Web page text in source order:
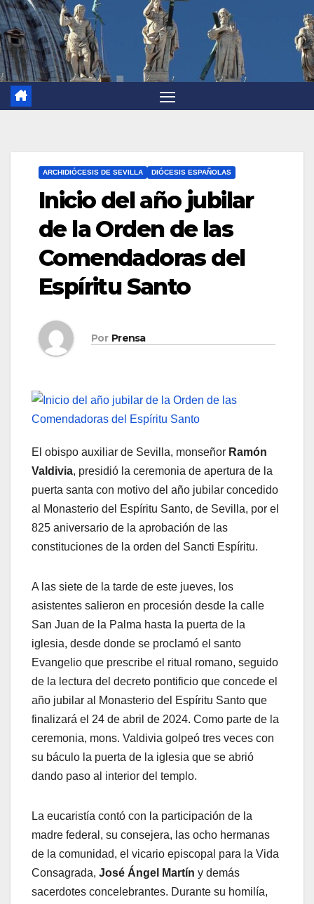
ARCHIDIÓCESIS DE SEVILLA DIÓCESIS ESPAÑOLAS
Inicio del año jubilar
de la Orden de las
Comendadoras del
Espíritu Santo
Por Prensa
El obispo auxiliar de Sevilla, monseñor Ramón
Valdivia, presidió la ceremonia de apertura de la
puerta santa con motivo del año jubilar concedido
al Monasterio del Espíritu Santo, de Sevilla, por el
825 aniversario de la aprobación de las
constituciones de la orden del Sancti Espíritu.
A las siete de la tarde de este jueves, los
asistentes salieron en procesión desde la calle
San Juan de la Palma hasta la puerta de la
iglesia, desde donde se proclamó el santo
Evangelio que prescribe el ritual romano, seguido
de la lectura del decreto pontificio que concede el
año jubilar al Monasterio del Espíritu Santo que
finalizará el 24 de abril de 2024. Como parte de la
ceremonia, mons. Valdivia golpeó tres veces con
su báculo la puerta de la iglesia que se abrió
dando paso al interior del templo.
La eucaristía contó con la participación de la
madre federal, su consejera, las ocho hermanas
de la comunidad, el vicario episcopal para la Vida
Consagrada, José Ángel Martín y demás
sacerdotes concelebrantes. Durante su homilía,